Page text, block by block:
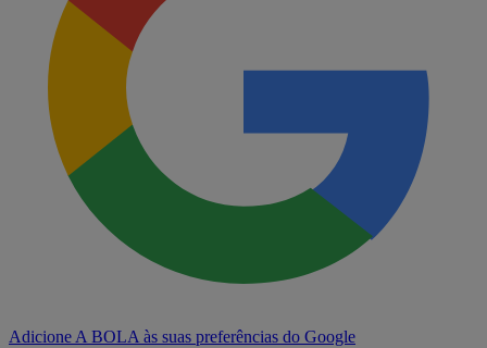
Adicione A BOLA às suas preferências do Google